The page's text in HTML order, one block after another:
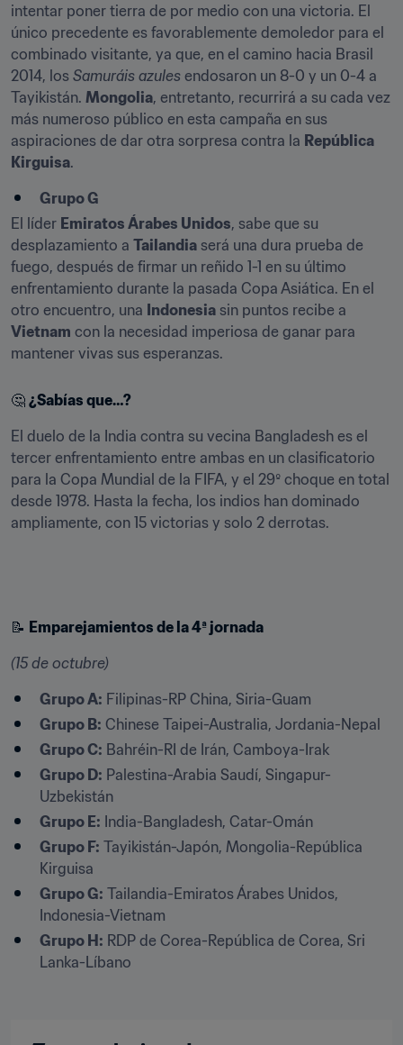
intentar poner tierra de por medio con una victoria. El
único precedente es favorablemente demoledor para el
combinado visitante, ya que, en el camino hacia Brasil
2014, los Samuráis azules endosaron un 8-0 y un 0-4 a
Tayikistán. Mongolia, entretanto, recurrirá a su cada vez
más numeroso público en esta campaña en sus
aspiraciones de dar otra sorpresa contra la República
Kirguisa.
Grupo G
El líder Emiratos Árabes Unidos, sabe que su
desplazamiento a Tailandia será una dura prueba de
fuego, después de firmar un reñido 1-1 en su último
enfrentamiento durante la pasada Copa Asiática. En el
otro encuentro, una Indonesia
Vietnam con la necesidad imperiosa de ganar para
mantener vivas sus esperanzas.
🤔 ¿Sabías que…?
El duelo de la India contra su vecina Bangladesh es el
tercer enfrentamiento entre ambas en un clasificatorio
para la Copa Mundial de la FIFA, y el 29º choque en total
desde 1978. Hasta la fecha, los indios han dominado
ampliamente, con 15 victorias y solo 2 derrotas.
📝 Emparejamientos de la 4ª jornada
(15 de octubre)
Grupo A: Filipinas-RP China, Siria-Guam
Grupo B: Chinese Taipei-Australia, Jordania-Nepal
Grupo C: Bahréin-RI de Irán, Camboya-Irak
Grupo D: Palestina-Arabia Saudí, Singapur-
Uzbekistán
Grupo E: India-Bangladesh, Catar-Omán
Grupo F: Tayikistán-Japón, Mongolia-República
Kirguisa
Grupo G: Tailandia-Emiratos Árabes Unidos,
Indonesia-Vietnam
Grupo H: RDP de Corea-República de Corea, Sri
Lanka-Líbano